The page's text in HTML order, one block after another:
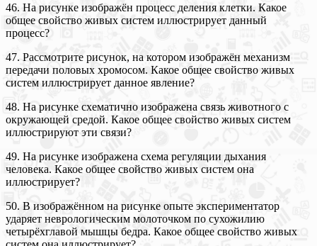
46. На рисунке изображён процесс деления клетки. Какое
общее свойство живых систем иллюстрирует данный
процесс?
47. Рассмотрите рисунок, на котором изображён механизм
передачи половых хромосом. Какое общее свойство живых
систем иллюстрирует данное явление?
48. На рисунке схематично изображена связь животного с
окружающей средой. Какое общее свойство живых систем
иллюстрируют эти связи?
49. На рисунке изображена схема регуляции дыхания
человека. Какое общее свойство живых систем она
иллюстрирует?
50. В изображённом на рисунке опыте экспериментатор
ударяет неврологическим молоточком по сухожилию
четырёхглавой мышцы бедра. Какое общее свойство живых